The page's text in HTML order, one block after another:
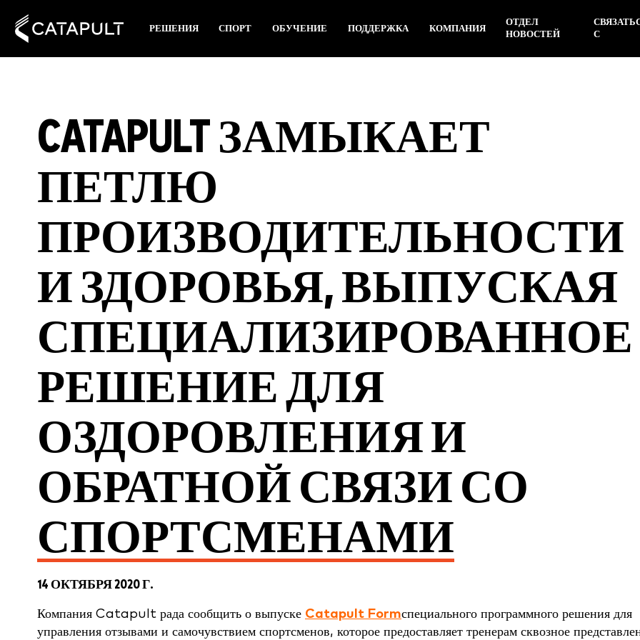
РЕШЕНИЯ СПОРТ ОБУЧЕНИЕ ПОДДЕРЖКА КОМПАНИЯ
ОТДЕЛ
НОВОСТЕЙ
С
CATAPULT ЗАМЫКАЕТ
ПЕТЛЮ
ПРОИЗВОДИТЕЛЬНОСТИ
И ЗДОРОВЬЯ, ВЫПУСКАЯ
СПЕЦИАЛИЗИРОВАННОЕ
РЕШЕНИЕ ДЛЯ
ОЗДОРОВЛЕНИЯ И
ОБРАТНОЙ СВЯЗИ СО
СПОРТСМЕНАМИ
14 ОКТЯБРЯ 2020 Г.
Компания Catapult рада сообщить о выпуске Catapult Formспециального программного решения для
управления отзывами и самочувствием спортсменов, которое предоставляет тренерам сквозное